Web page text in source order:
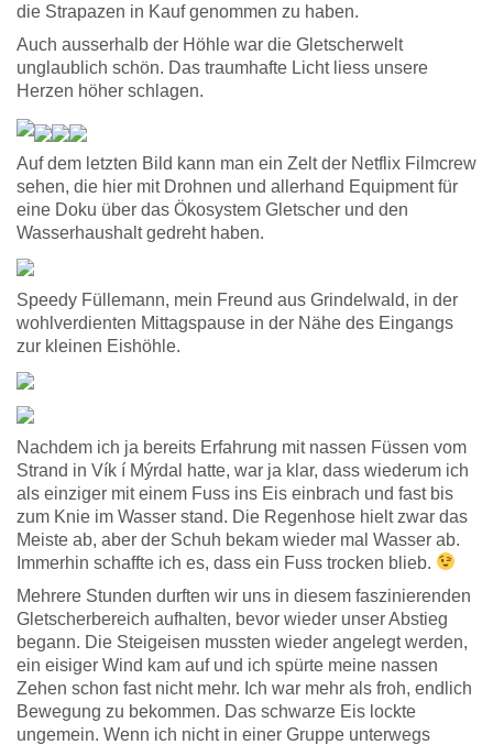
die Strapazen in Kauf genommen zu haben.
Auch ausserhalb der Höhle war die Gletscherwelt
unglaublich schön. Das traumhafte Licht liess unsere
Herzen höher schlagen.
Auf dem letzten Bild kann man ein Zelt der Netflix Filmcrew
sehen, die hier mit Drohnen und allerhand Equipment für
eine Doku über das Ökosystem Gletscher und den
Wasserhaushalt gedreht haben.
Speedy Füllemann, mein Freund aus Grindelwald, in der
wohlverdienten Mittagspause in der Nähe des Eingangs
zur kleinen Eishöhle.
Nachdem ich ja bereits Erfahrung mit nassen Füssen vom
Strand in Vík í Mýrdal hatte, war ja klar, dass wiederum ich
als einziger mit einem Fuss ins Eis einbrach und fast bis
zum Knie im Wasser stand. Die Regenhose hielt zwar das
Meiste ab, aber der Schuh bekam wieder mal Wasser ab.
Immerhin schaffte ich es, dass ein Fuss trocken blieb.
Mehrere Stunden durften wir uns in diesem faszinierenden
Gletscherbereich aufhalten, bevor wieder unser Abstieg
begann. Die Steigeisen mussten wieder angelegt werden,
ein eisiger Wind kam auf und ich spürte meine nassen
Zehen schon fast nicht mehr. Ich war mehr als froh, endlich
Bewegung zu bekommen. Das schwarze Eis lockte
ungemein. Wenn ich nicht in einer Gruppe unterwegs